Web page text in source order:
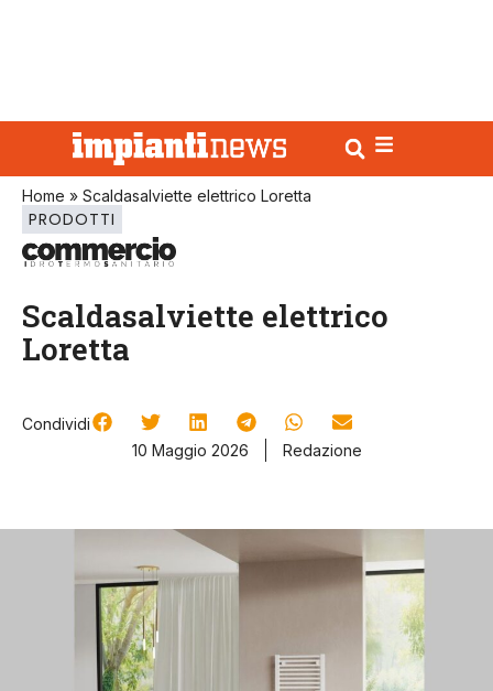
Home » Scaldasalviette elettrico Loretta
PRODOTTI
Scaldasalviette elettrico
Loretta
Condividi
10 Maggio 2026
Redazione